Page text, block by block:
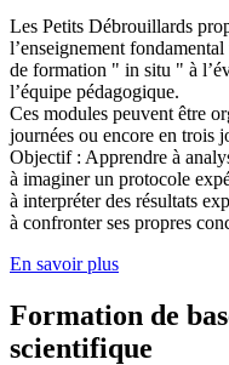
Les Petits Débrouillards
l’enseignement
de formation " in situ " à
l’équipe pédagogique.
Ces modules peuvent être
journées ou encore en trois
Objectif : Apprendre à
à imaginer un protocole
à interpréter des résultats
à confronter ses propres
En savoir plus
Formation de
scientifique